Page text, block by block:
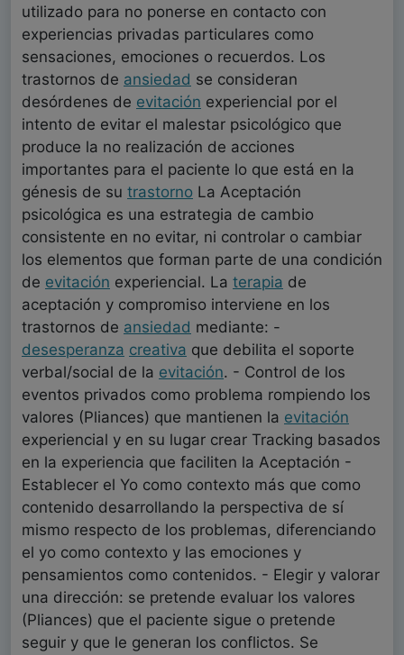
utilizado para no ponerse en contacto con
experiencias privadas particulares como
sensaciones, emociones o recuerdos. Los
trastornos de ansiedad se consideran
desórdenes de evitación experiencial por el
intento de evitar el malestar psicológico que
produce la no realización de acciones
importantes para el paciente lo que está en la
génesis de su trastorno La Aceptación
psicológica es una estrategia de cambio
consistente en no evitar, ni controlar o cambiar
los elementos que forman parte de una condición
de evitación experiencial. La terapia de
aceptación y compromiso interviene en los
trastornos de ansiedad mediante: -
desesperanza creativa que debilita el soporte
verbal/social de la evitación. - Control de los
eventos privados como problema rompiendo los
valores (Pliances) que mantienen la evitación
experiencial y en su lugar crear Tracking basados
en la experiencia que faciliten la Aceptación -
Establecer el Yo como contexto más que como
contenido desarrollando la perspectiva de sí
mismo respecto de los problemas, diferenciando
el yo como contexto y las emociones y
pensamientos como contenidos. - Elegir y valorar
una dirección: se pretende evaluar los valores
(Pliances) que el paciente sigue o pretende
seguir y que le generan los conflictos. Se